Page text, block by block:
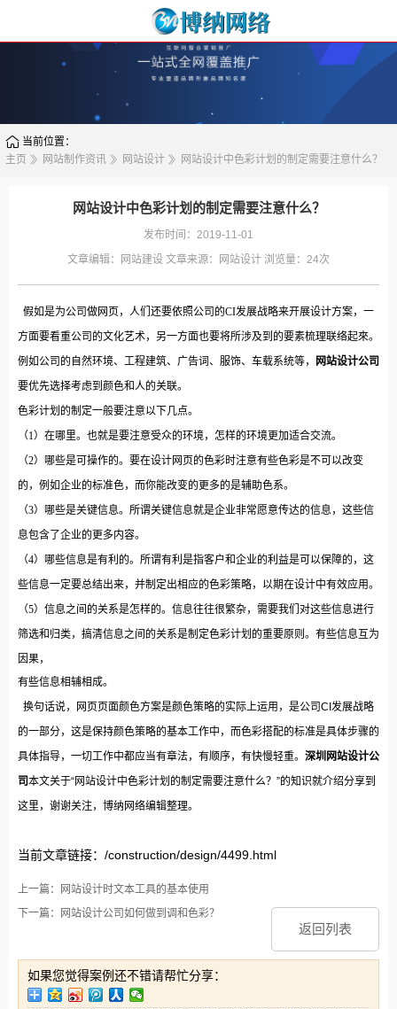
当前位置：
主页
网站制作资讯 网站设计 网站设计中色彩计划的制定需要注意什么？
网站设计中色彩计划的制定需要注意什么？
发布时间：2019-11-01
文章编辑：
网站建设 文章来源： 网站设计 浏览量： 24次
假如是为公司做网页，人们还要依照公司的CI发展战略来开展设计方案，一
方面要看重公司的文化艺术，另一方面也要将所涉及到的要素梳理联络起來。
例如公司的自然环境、工程建筑、广告词、服饰、车载系统等，
网站设计公司
要优先选择考虑到颜色和人的关联。
色彩计划的制定一般要注意以下几点。
（1）在哪里。也就是要注意受众的环境，怎样的环境更加适合交流。
（2）哪些是可操作的。要在设计网页的色彩时注意有些色彩是不可以改变
的，例如企业的标准色，而你能改变的更多的是辅助色系。
（3）哪些是关键信息。所谓关键信息就是企业非常愿意传达的信息，这些信
息包含了企业的更多内容。
（4）哪些信息是有利的。所谓有利是指客户和企业的利益是可以保障的，这
些信息一定要总结出来，并制定出相应的色彩策略，以期在设计中有效应用。
（5）信息之间的关系是怎样的。信息往往很繁杂，需要我们对这些信息进行
筛选和归类，搞清信息之间的关系是制定色彩计划的重要原则。有些信息互为
因果，
有些信息相辅相成。
换句话说，网页页面颜色方案是颜色策略的实际上运用，是公司CI发展战略
的一部分，这是保持颜色策略的基本工作中，而色彩搭配的标准是具体步骤的
具体指导，一切工作中都应当有章法，有顺序，有快慢轻重。 深圳网站设计公
司本文关于“网站设计中色彩计划的制定需要注意什么？”的知识就介绍分享到
这里，谢谢关注，博纳网络编辑整理。
当前文章链接：/construction/design/4499.html
上一篇：网站设计时文本工具的基本使用
下一篇：网站设计公司如何做到调和色彩？
返回列表
如果您觉得案例还不错请帮忙分享：